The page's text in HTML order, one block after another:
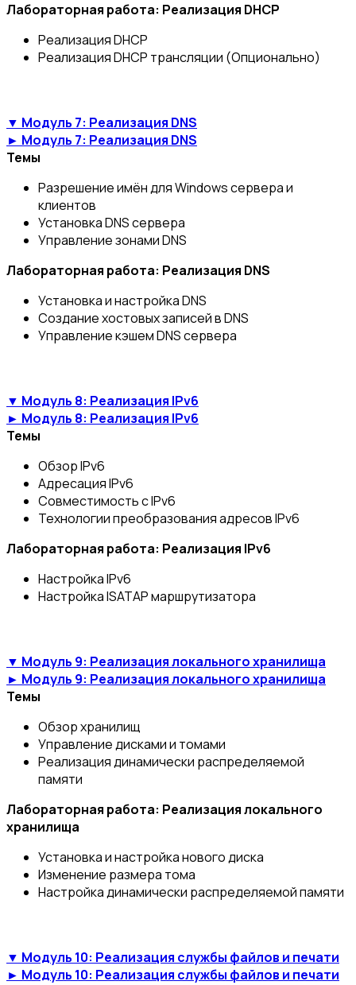
Лабораторная работа: Реализация DHCP
Реализация DHCP
Реализация DHCP трансляции (Опционально)
▼ Модуль 7: Реализация DNS
► Модуль 7: Реализация DNS
Темы
Разрешение имён для Windows сервера и
клиентов
Установка DNS сервера
Управление зонами DNS
Лабораторная работа: Реализация DNS
Установка и настройка DNS
Создание хостовых записей в DNS
Управление кэшем DNS сервера
▼ Модуль 8: Реализация IPv6
► Модуль 8: Реализация IPv6
Темы
Обзор IPv6
Адресация IPv6
Совместимость с IPv6
Технологии преобразования адресов IPv6
Лабораторная работа: Реализация IPv6
Настройка IPv6
Настройка ISATAP маршрутизатора
▼ Модуль 9: Реализация локального хранилища
► Модуль 9: Реализация локального хранилища
Темы
Обзор хранилищ
Управление дисками и томами
Реализация динамически распределяемой
памяти
Лабораторная работа: Реализация локального
хранилища
Установка и настройка нового диска
Изменение размера тома
Настройка динамически распределяемой памяти
▼ Модуль 10: Реализация службы файлов и печати
► Модуль 10: Реализация службы файлов и печати